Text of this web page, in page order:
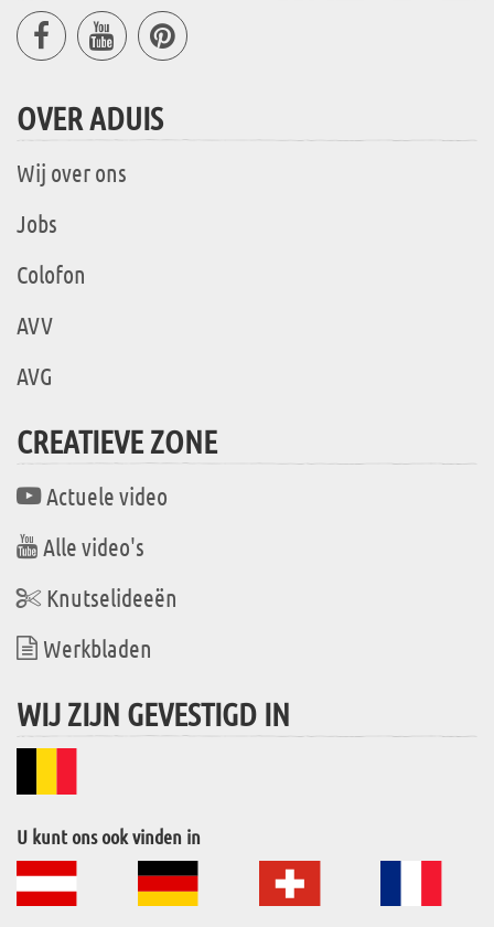
OVER ADUIS
Wij over ons
Jobs
Colofon
AVV
AVG
CREATIEVE ZONE
Actuele video
Alle video's
Knutselideeën
Werkbladen
WIJ ZIJN GEVESTIGD IN
U kunt ons ook vinden in